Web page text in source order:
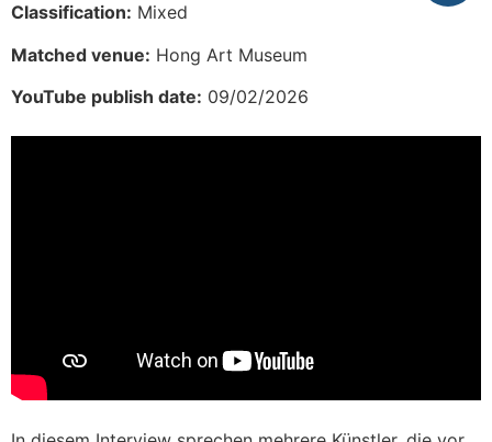
Classification: Mixed
Matched venue: Hong Art Museum
YouTube publish date: 09/02/2026